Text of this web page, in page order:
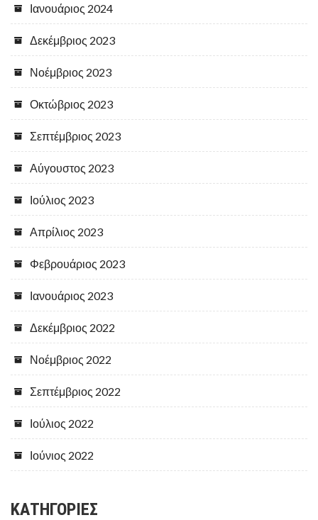
Ιανουάριος 2024
Δεκέμβριος 2023
Νοέμβριος 2023
Οκτώβριος 2023
Σεπτέμβριος 2023
Αύγουστος 2023
Ιούλιος 2023
Απρίλιος 2023
Φεβρουάριος 2023
Ιανουάριος 2023
Δεκέμβριος 2022
Νοέμβριος 2022
Σεπτέμβριος 2022
Ιούλιος 2022
Ιούνιος 2022
KΑΤΗΓΟΡΊΕΣ